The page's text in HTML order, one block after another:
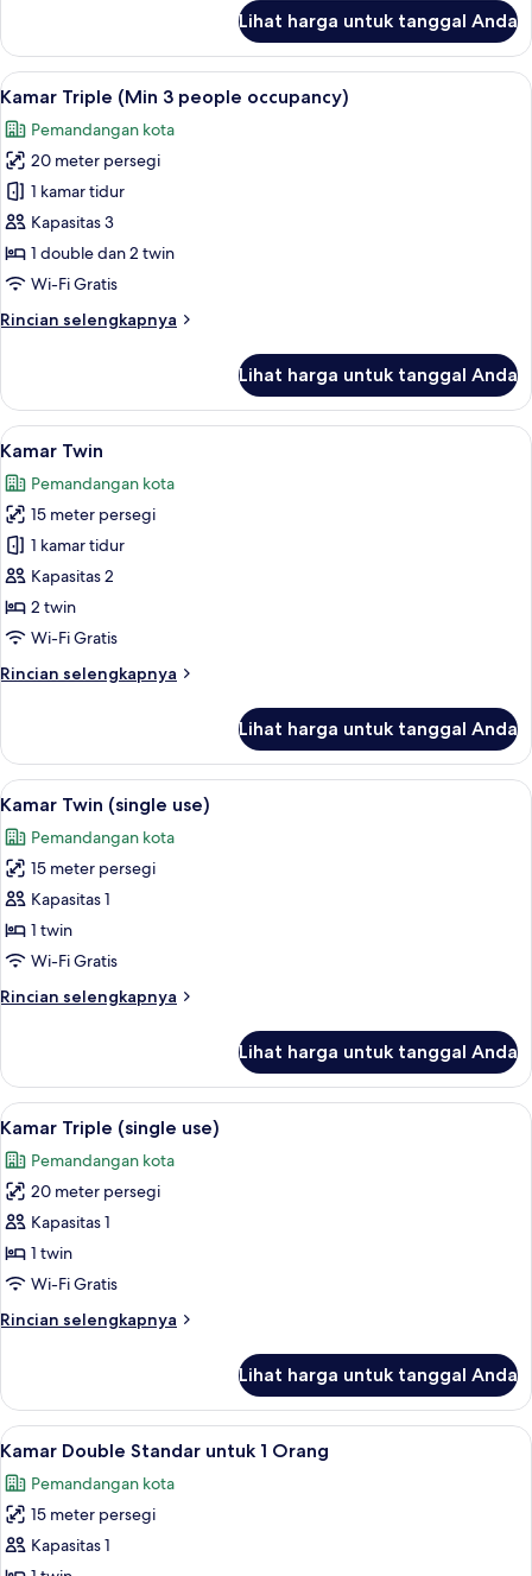
Kamar
Double
Lihat harga untuk tanggal Anda
Lihat
semua
foto
untuk
Kamar
Triple
(Min
3
occupancy)
Seprai premium, selimut bulu
26
Kamar Triple (Min 3 people occupancy)
Pemandangan kota
20 meter persegi
1 kamar tidur
Kapasitas 3
1 double dan 2 twin
Wi-Fi Gratis
Rincian selengkapnya
Rincian
Kamar
Triple
(Min
people
occupancy)
Lihat harga untuk tanggal Anda
Lihat
semua
foto
untuk
Kamar
Twin
Seprai premium, selimut bulu
23
Kamar Twin
Pemandangan kota
15 meter persegi
1 kamar tidur
Kapasitas 2
2 twin
Wi-Fi Gratis
Rincian selengkapnya
Rincian
Kamar
Twin
Lihat harga untuk tanggal Anda
Lihat
semua
foto
untuk
Kamar
Twin
(single
Seprai premium, selimut bulu
23
Kamar Twin (single use)
Pemandangan kota
15 meter persegi
Kapasitas 1
1 twin
Wi-Fi Gratis
Rincian selengkapnya
Rincian
Kamar
Twin
(single
Lihat harga untuk tanggal Anda
Lihat
semua
foto
untuk
Kamar
Triple
(single
Seprai premium, selimut bulu
20
Kamar Triple (single use)
Pemandangan kota
20 meter persegi
Kapasitas 1
1 twin
Wi-Fi Gratis
Rincian selengkapnya
Rincian
Kamar
Triple
(single
Lihat harga untuk tanggal Anda
Lihat
semua
foto
untuk
Kamar
Seprai premium, selimut bulu
16
Kamar Double Standar untuk 1 Orang
Pemandangan kota
15 meter persegi
Kapasitas 1